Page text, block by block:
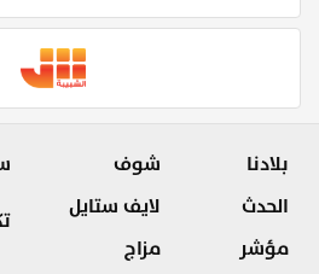
بلادنا
الحدث
مؤشر
شوف
لايف ستايل
مزاج